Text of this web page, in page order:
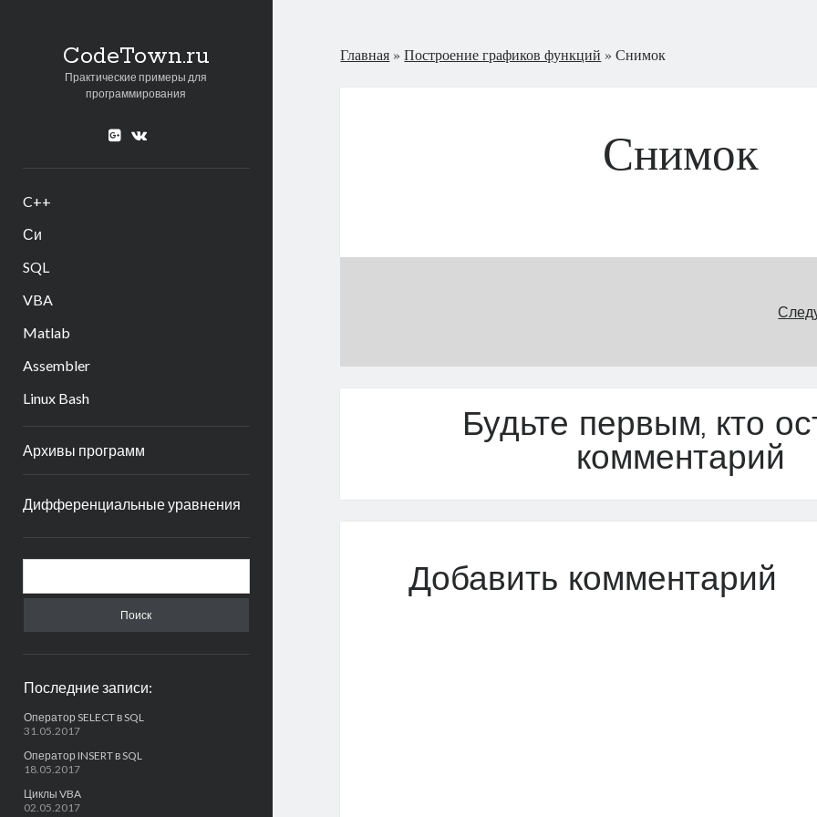
CodeTown.ru
Практические примеры для
программирования
g
v
C++
Си
SQL
VBA
Matlab
Assembler
Linux Bash
Архивы программ
Дифференциальные уравнения
e
r
c
h
Последние записи:
Оператор SELECT в SQL
31.05.2017
Оператор INSERT в SQL
18.05.2017
Циклы VBA
02.05.2017
Главная »Построение графиков функций »Снимок
Снимок
Будьте первым, кто
комментарий
Добавить комментарий